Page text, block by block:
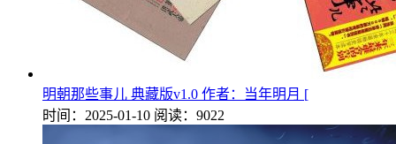
明朝那些事儿 典藏版v1.0 作者：当年明月 [
时间：2025-01-10 阅读：9022